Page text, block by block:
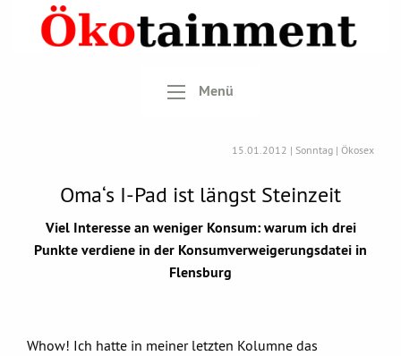
Menü
15.01.2012 | Sonntag | Ökosex
Oma‘s I-Pad ist längst Steinzeit
Viel Interesse an weniger Konsum: warum ich drei
Punkte verdiene in der Konsumverweigerungsdatei in
Flensburg
Whow! Ich hatte in meiner letzten Kolumne das